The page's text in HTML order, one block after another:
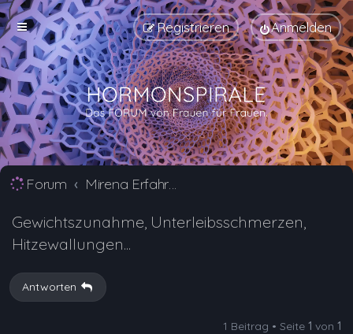
Anmelden
Registrieren
Forum Mirena Erfahrungsberichte und Nebenwirkungen
Gewichtszunahme, Unterleibsschmerzen,
Hitzewallungen...
Antworten
1 Beitrag • Seite 1 von 1